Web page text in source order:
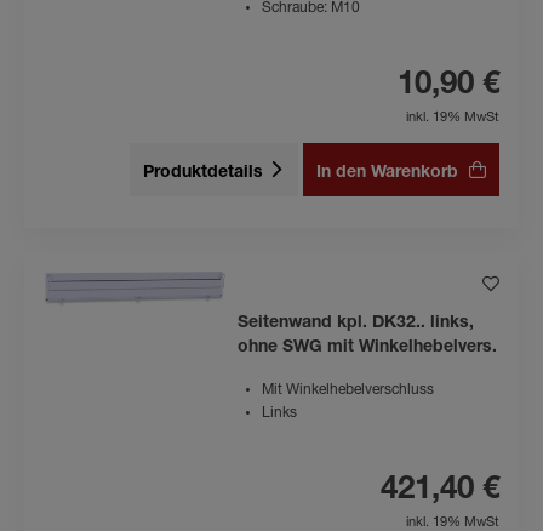
Schraube: M10
10,90 €
inkl. 19% MwSt
Produktdetails In den Warenkorb
Seitenwand kpl. DK32.. links,
ohne SWG mit Winkelhebelvers.
Mit Winkelhebelverschluss
Links
421,40 €
inkl. 19% MwSt